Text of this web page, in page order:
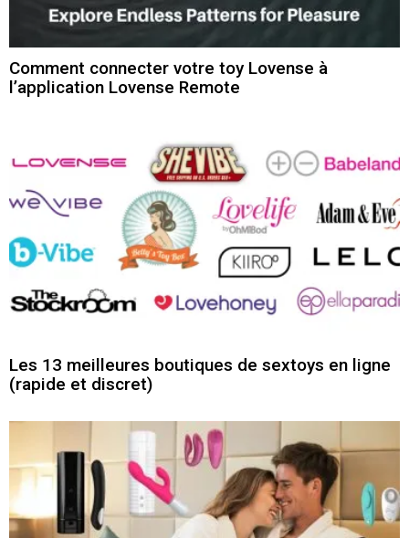
Comment connecter votre toy Lovense à
l’application Lovense Remote
Les 13 meilleures boutiques de sextoys en ligne
(rapide et discret)